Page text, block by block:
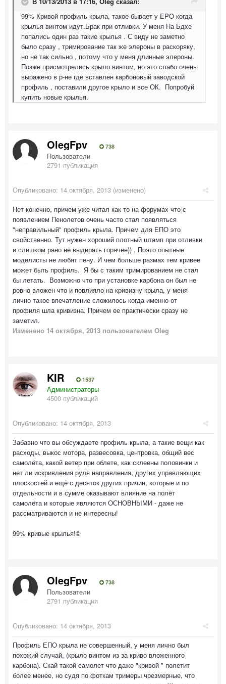
99% Кривой профиль крыла, такое бывает у EPO когда
крылья винтом идут.Брак при отливки. У меня На Бдхе
попались один раз такие крылья . С виду не заметно
было сразу , тримирование так же элероны в раскоряку,
но не так сильно , потому что у меня длинные элероны.
Позже присмотрелись крыло винтом, но это слабо очень
выражено в р-не где вставлен карбоновый заводской
профиль , поставили другое крыло и все ОК. Попробуй
купить новые крылья.
OlegFpv 738
Пользователи
2791 публикация
Опубликовано: 14 октября, 2013 (изменено)
Нет конечно, причем уже читал как то на форумах что с
появлением Пенолетов очень часто стал появляться
"неправильный" профиль крыла. Причем для ЕПО это
свойственно. Тут нужен хороший плотный штамп при отливки
и слишком рано не выдирать горячее)) . Поэто опытные
моделисты не любят пену. И чем больше размах тем кривее
может быть профиль. Я бы с таким тримированием не стал
бы летать. Возможно что при установке карбона он был не
ровно вложен что и повлияло на кривизну крыла, у меня
лично такое впечатление сложилось когда именно от
профиля шла кривизна. Причем ее практически сразу не
заметил.
Изменено 14 октября, 2013 пользователем Oleg
KIR 1537
Администраторы
4500 публикаций
Опубликовано: 14 октября, 2013
Забавно что вы обсуждаете профиль крыла, а такие вещи как
расходы, выкос мотора, развесовка, центровка, общий вес
самолёта, какой ветер при облете, как склеены половинки и
нет ли искривления руля направления, других управляющих
плоскостей и ещё с десяток других причин, которые и по
отдельности и в сумме оказывают влияние на полёт
самолёта и которые являются ОСНОВНЫМИ - даже не
рассматриваются и не интересны!
99% кривые крылья!©
OlegFpv 738
Пользователи
2791 публикация
Опубликовано: 14 октября, 2013
Профиль ЕПО крыла не совершенный, у меня лично был
похожий случай, (крыло винтом из за криво вложенного
карбона). Скай такой самолет что даже "кривой " полетит
более менее, но судя по фоткам тримеры чрезмерные, что